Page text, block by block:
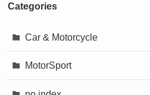
Categories
Car & Motorcycle
MotorSport